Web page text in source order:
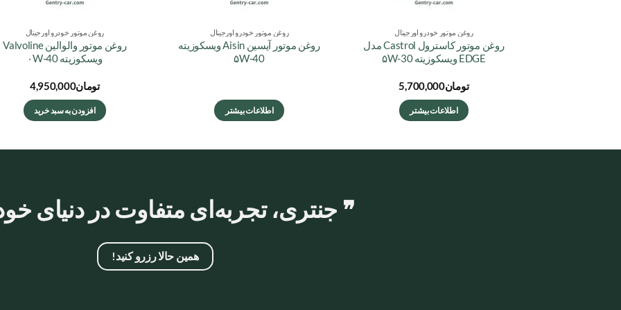
روغن موتور خودرو اورجینال
روغن موتور کاسترول Castrol مدل
EDGE ویسکوزیته ۵W-30
تومان5,700,000
اطلاعات بیشتر
روغن موتور خودرو اورجینال
روغن موتور آیسین Aisin ویسکوزیته
۵W-40
اطلاعات بیشتر
روغن موتور خودرو اورجینال
روغن موتور والوالین Valvoline
ویسکوزیته ۰W-40
تومان4,950,000
افزودن به سبد خرید
❞ جنتری، تجربه‌ای متفاوت در دنیای
همین حالا رزرو کنید!